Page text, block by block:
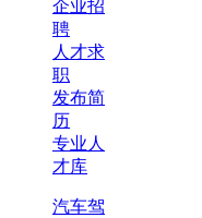
企业招
聘
人才求
职
发布简
历
专业人
才库
汽车驾